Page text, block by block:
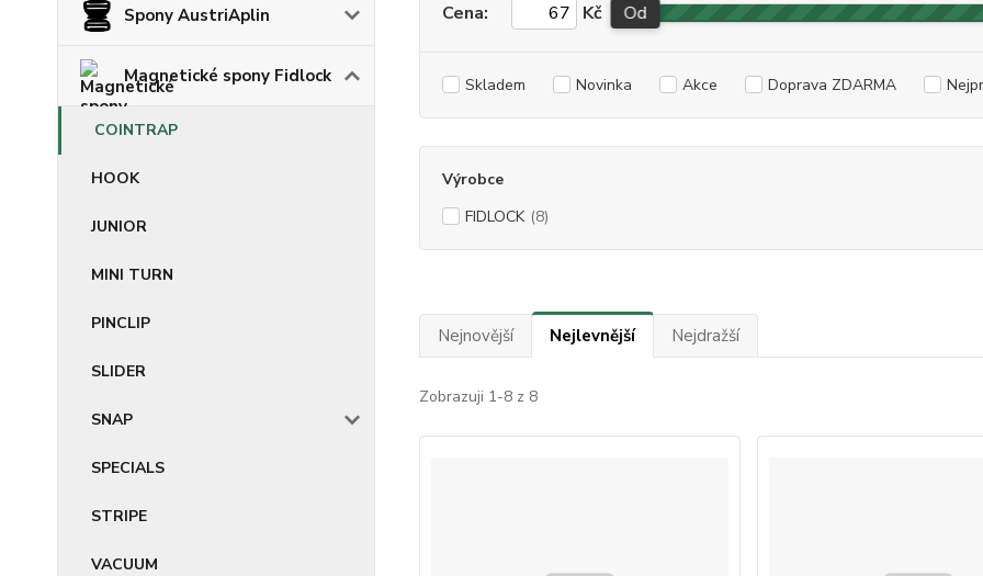
Spony AustriAplin
Magnetické spony Fidlock
COINTRAP
HOOK
JUNIOR
MINI TURN
PINCLIP
SLIDER
SNAP
SPECIALS
STRIPE
VACUUM
Cena: Kč Od
Skladem Novinka Akce Doprava ZDARMA
Výrobce
FIDLOCK (8)
Nejnovější Nejlevnější Nejdražší
Zobrazuji 1-8 z 8